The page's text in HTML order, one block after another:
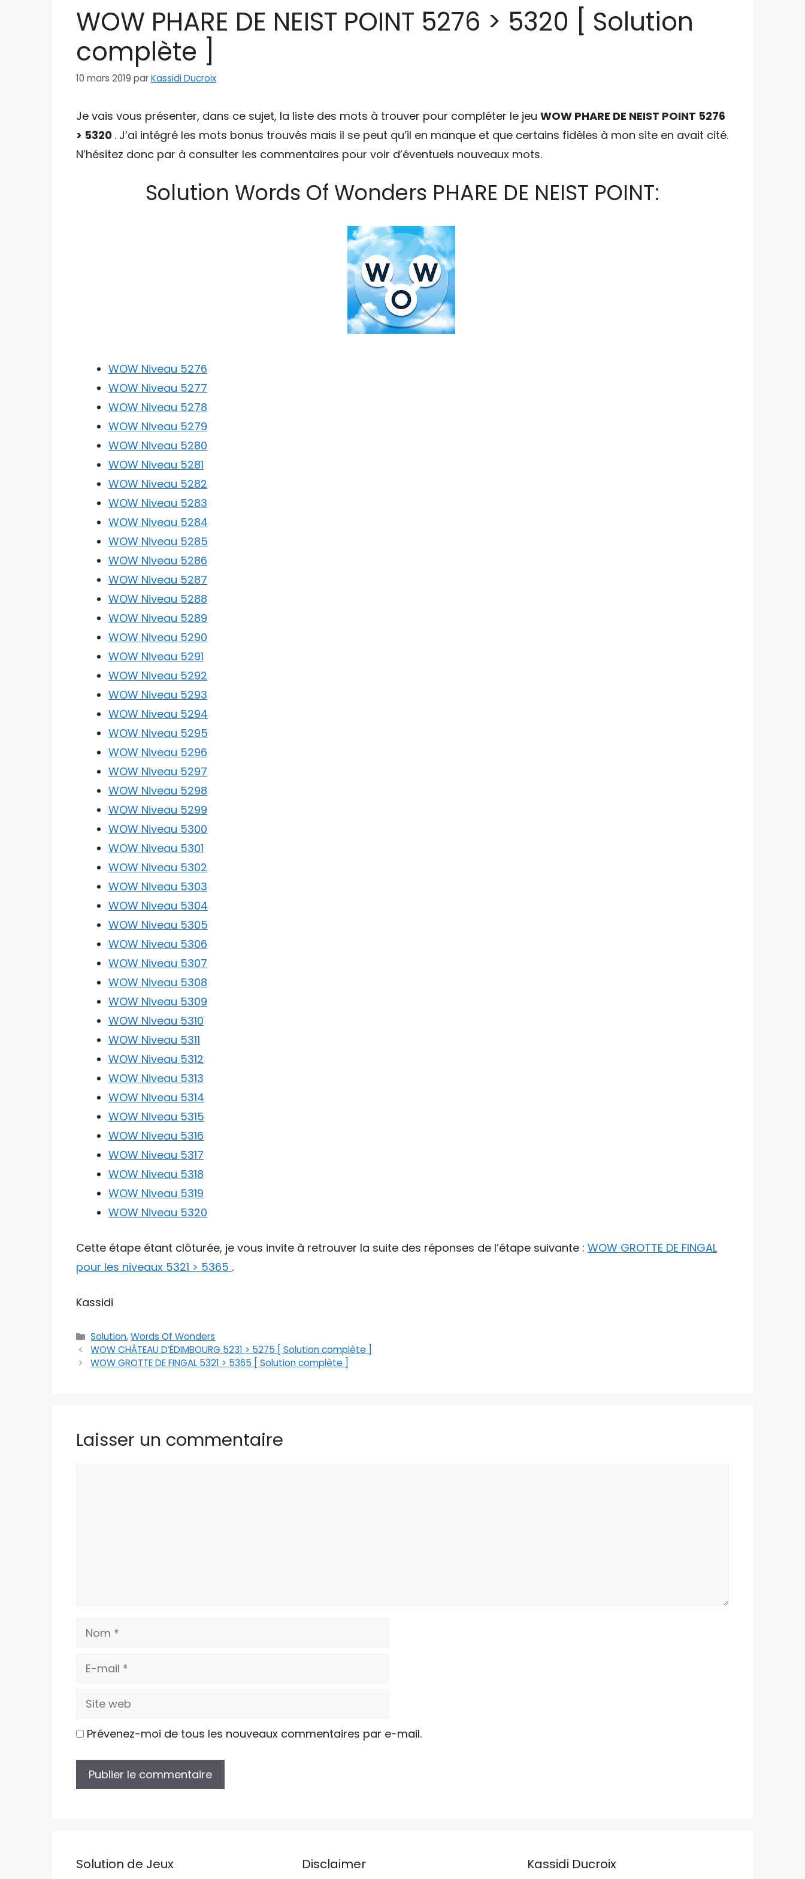
WOW PHARE DE NEIST POINT 5276 > 5320 [ Solution
complète ]
10 mars 2019 parKassidi Ducroix
Je vais vous présenter, dans ce sujet, la liste des mots à trouver pour compléter le jeu WOW PHARE DE NEIST POINT 5276
> 5320 . J’ai intégré les mots bonus trouvés mais il se peut qu’il en manque et que certains fidèles à mon site en avait cité.
N’hésitez donc par à consulter les commentaires pour voir d’éventuels nouveaux mots.
Solution Words Of Wonders PHARE DE NEIST POINT:
WOW Niveau 5276
WOW Niveau 5277
WOW Niveau 5278
WOW Niveau 5279
WOW Niveau 5280
WOW Niveau 5281
WOW Niveau 5282
WOW Niveau 5283
WOW Niveau 5284
WOW Niveau 5285
WOW Niveau 5286
WOW Niveau 5287
WOW Niveau 5288
WOW Niveau 5289
WOW Niveau 5290
WOW Niveau 5291
WOW Niveau 5292
WOW Niveau 5293
WOW Niveau 5294
WOW Niveau 5295
WOW Niveau 5296
WOW Niveau 5297
WOW Niveau 5298
WOW Niveau 5299
WOW Niveau 5300
WOW Niveau 5301
WOW Niveau 5302
WOW Niveau 5303
WOW Niveau 5304
WOW Niveau 5305
WOW Niveau 5306
WOW Niveau 5307
WOW Niveau 5308
WOW Niveau 5309
WOW Niveau 5310
WOW Niveau 5311
WOW Niveau 5312
WOW Niveau 5313
WOW Niveau 5314
WOW Niveau 5315
WOW Niveau 5316
WOW Niveau 5317
WOW Niveau 5318
WOW Niveau 5319
WOW Niveau 5320
Cette étape étant clôturée, je vous invite à retrouver la suite des réponses de l’étape suivante : WOW GROTTE DE FINGAL
pour les niveaux 5321 > 5365 .
Kassidi
Catégories
Solution,Words Of Wonders
WOW CHÂTEAU D’ÉDIMBOURG 5231 > 5275 [ Solution complète ]
WOW GROTTE DE FINGAL 5321 > 5365 [ Solution complète ]
Laisser un commentaire
Nom
E-
Site
Prévenez-moi de tous les nouveaux commentaires par e-mail.
Solution de Jeux Disclaimer Kassidi Ducroix